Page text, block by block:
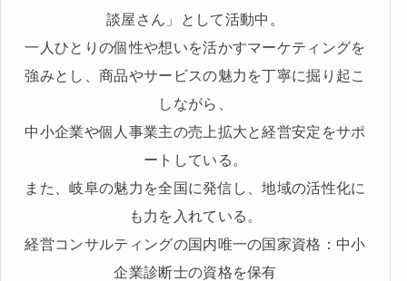
談屋さん」として活動中。
一人ひとりの個性や想いを活かすマーケティングを
強みとし、商品やサービスの魅力を丁寧に掘り起こ
しながら、
中小企業や個人事業主の売上拡大と経営安定をサポ
ートしている。
また、岐阜の魅力を全国に発信し、地域の活性化に
も力を入れている。
経営コンサルティングの国内唯一の国家資格：中小
企業診断士の資格を保有